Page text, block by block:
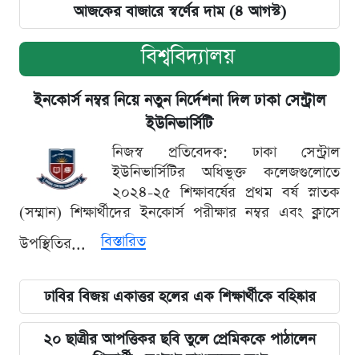
আজকের বাজারে স্বর্ণের দাম (৪ আগস্ট)
বিশ্ববিদ্যালয়
ইনকোর্স নম্বর নিয়ে নতুন নির্দেশনা দিল ঢাকা সেন্ট্রাল
ইউনিভার্সিটি
নিজস্ব প্রতিবেদক: ঢাকা সেন্ট্রাল
ইউনিভার্সিটির অধিভুক্ত কলেজগুলোতে
২০২৪-২৫ শিক্ষাবর্ষের প্রথম বর্ষ স্নাতক
(সম্মান) শিক্ষার্থীদের ইনকোর্স পরীক্ষার নম্বর এবং ক্লাসে
উপস্থিতির...
বিস্তারিত
ঢাবির বিজয় একাত্তর হলের এক শিক্ষার্থীকে বহিষ্কার
২০ ছাত্রীর আপত্তিকর ছবি তুলে প্রেমিককে পাঠালেন